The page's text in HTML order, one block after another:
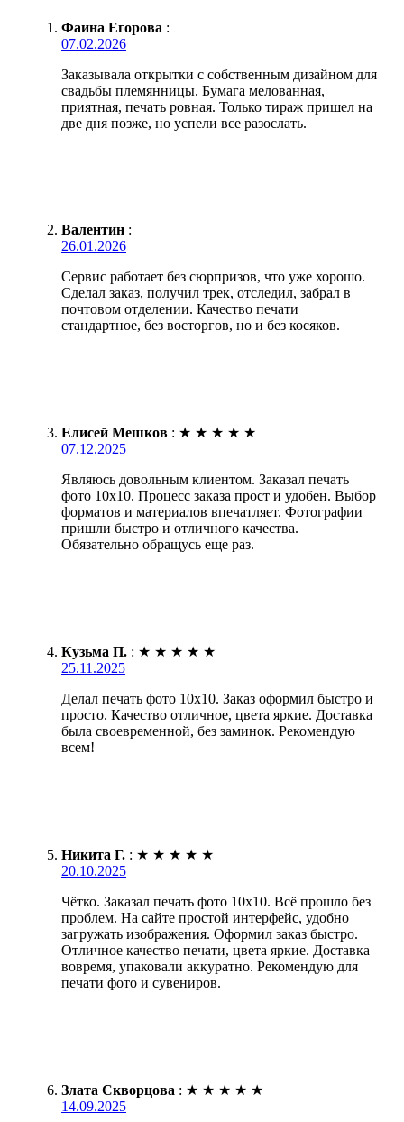
Фаина Егорова :
07.02.2026
Заказывала открытки с собственным дизайном для
свадьбы племянницы. Бумага мелованная,
приятная, печать ровная. Только тираж пришел на
две дня позже, но успели все разослать.
Валентин :
26.01.2026
Сервис работает без сюрпризов, что уже хорошо.
Сделал заказ, получил трек, отследил, забрал в
почтовом отделении. Качество печати
стандартное, без восторгов, но и без косяков.
Елисей Мешков : ★ ★ ★ ★ ★
07.12.2025
Являюсь довольным клиентом. Заказал печать
фото 10х10. Процесс заказа прост и удобен. Выбор
форматов и материалов впечатляет. Фотографии
пришли быстро и отличного качества.
Обязательно обращусь еще раз.
Кузьма П. : ★ ★ ★ ★ ★
25.11.2025
Делал печать фото 10х10. Заказ оформил быстро и
просто. Качество отличное, цвета яркие. Доставка
была своевременной, без заминок. Рекомендую
всем!
Никита Г. : ★ ★ ★ ★ ★
20.10.2025
Чётко. Заказал печать фото 10х10. Всё прошло без
проблем. На сайте простой интерфейс, удобно
загружать изображения. Оформил заказ быстро.
Отличное качество печати, цвета яркие. Доставка
вовремя, упаковали аккуратно. Рекомендую для
печати фото и сувениров.
Злата Скворцова : ★ ★ ★ ★ ★
14.09.2025